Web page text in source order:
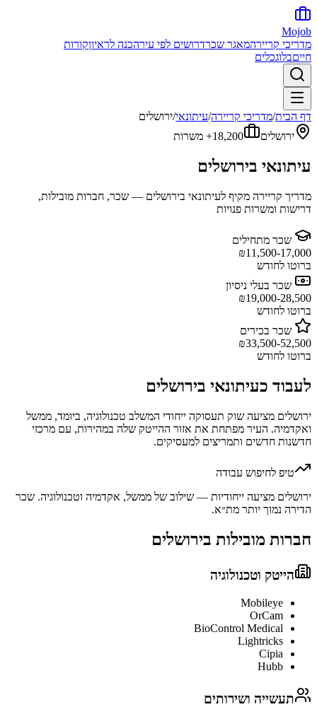
Mojob
מדריכי קריירהמאגר שכרדרושים לפי עירהכנה לראיוןקורות
חייםבלוגכלים
דף הבית/מדריכי קריירה/עיתונאי/ירושלים
ירושלים
18,200+ משרות
עיתונאי בירושלים
מדריך קריירה מקיף לעיתונאי בירושלים — שכר, חברות מובילות,
דרישות ומשרות פנויות
שכר מתחילים
₪11,500-17,000
ברוטו לחודש
שכר בעלי ניסיון
₪19,000-28,500
ברוטו לחודש
שכר בכירים
₪33,500-52,500
ברוטו לחודש
לעבוד כעיתונאי בירושלים
ירושלים מציעה שוק תעסוקה ייחודי המשלב טכנולוגיה, ביומד, ממשל
ואקדמיה. העיר מפתחת את אזור ההייטק שלה במהירות, עם מרכזי
חדשנות חדשים ותמריצים למעסיקים.
טיפ לחיפוש עבודה
ירושלים מציעה ייחודיות — שילוב של ממשל, אקדמיה וטכנולוגיה. שכר
הדירה נמוך יותר מת״א.
חברות מובילות בירושלים
הייטק וטכנולוגיה
Mobileye
OrCam
BioControl Medical
Lightricks
Cipia
Hubb
תעשייה ושירותים